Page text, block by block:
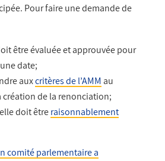
Pour faire une demande de
être évaluée et approuvée pour
date;
auxcritères de l’AMM au
création de la renonciation;
doit êtreraisonnablement
comité parlementaire a